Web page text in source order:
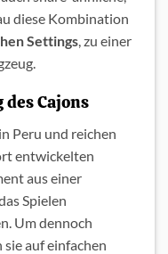
diese Kombination
Settings , zu einer
Cajons
Peru und reichen
entwickelten
aus einer
Spielen
Um dennoch
sie auf einfachen